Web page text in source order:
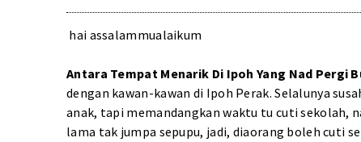
hai assalammualaikum
Antara Tempat Menarik Di Ipoh Yang Nad Pergi
dengan kawan-kawan di Ipoh Perak. Selalunya
anak, tapi memandangkan waktu tu cuti sekolah,
lama tak jumpa sepupu, jadi, diaorang boleh cuti